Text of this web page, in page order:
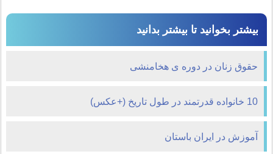
بیشتر بخوانید تا بیشتر بدانید
حقوق زنان در دوره ی هخامنشی
10 خانواده قدرتمند در طول تاریخ (+عکس)
آموزش در ایران باستان